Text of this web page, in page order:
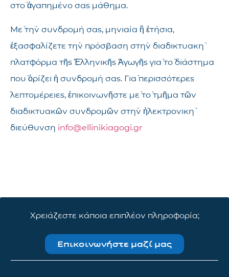
στὸ ἀγαπημένο σας μάθημα.
Μὲ τὴν συνδρομή σας, μηνιαία ἢ ἐτήσια,
ἐξασφαλίζετε τὴν πρόσβαση στὴν διαδικτυακὴ
πλατφόρμα τῆς Ἑλληνικῆς Ἀγωγῆς γιὰ τὸ διάστημα
ποὺ ὁρίζει ἡ συνδρομή σας. Γιὰ περισσότερες
λεπτομέρειες, ἐπικοινωνῆστε μὲ τὸ τμῆμα τῶν
διαδικτυακῶν συνδρομῶν στὴν ἠλεκτρονικὴ
διεύθυνση info@ellinikiagogi.gr
Χρειάζεστε κάποια επιπλέον πληροφορία;
Επικοινωνήστε μαζί μας